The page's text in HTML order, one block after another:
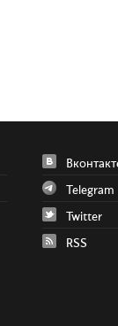
Telegram
Twitter
RSS